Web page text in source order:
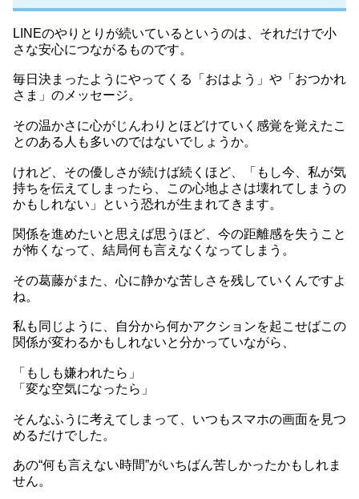
LINEのやりとりが続いているというのは、それだけで小
さな安心につながるものです。
毎日決まったようにやってくる「おはよう」や「おつかれ
さま」のメッセージ。
その温かさに心がじんわりとほどけていく感覚を覚えたこ
とのある人も多いのではないでしょうか。
けれど、その優しさが続けば続くほど、「もし今、私が気
持ちを伝えてしまったら、この心地よさは壊れてしまうの
かもしれない」という恐れが生まれてきます。
関係を進めたいと思えば思うほど、今の距離感を失うこと
が怖くなって、結局何も言えなくなってしまう。
その葛藤がまた、心に静かな苦しさを残していくんですよ
ね。
私も同じように、自分から何かアクションを起こせばこの
関係が変わるかもしれないと分かっていながら、
「もしも嫌われたら」
「変な空気になったら」
そんなふうに考えてしまって、いつもスマホの画面を見つ
めるだけでした。
あの“何も言えない時間”がいちばん苦しかったかもしれま
せん。